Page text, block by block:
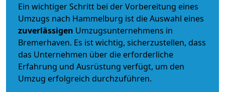
Ein wichtiger Schritt bei der Vorbereitung eines
Umzugs nach Hammelburg ist die Auswahl eines
zuverlässigen Umzugsunternehmens in
Bremerhaven. Es ist wichtig, sicherzustellen, dass
das Unternehmen über die erforderliche
Erfahrung und Ausrüstung verfügt, um den
Umzug erfolgreich durchzuführen.